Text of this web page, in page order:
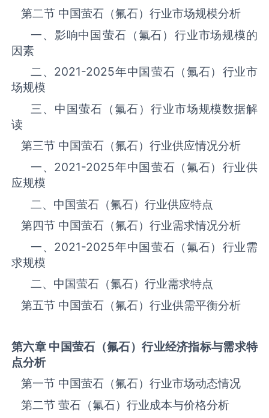
第二节 中国‌‌‌‌‌‌‌萤石（氟石）‌‌‌‌‌‌‌‌‌‌‌‌‌‌‌‌‌‌‌行业市场规模分析
一、影响中国‌‌‌‌‌‌‌萤石（氟石）‌‌‌‌‌‌‌‌‌‌‌‌‌‌‌‌‌‌‌行业市场规模的
因素
二、 2021-2025年中国‌‌‌‌‌‌‌萤石（氟石）‌‌‌‌‌‌‌‌‌‌‌‌‌‌‌‌‌‌‌行业市
场规模
三、中国‌‌‌‌‌‌‌萤石（氟石）‌‌‌‌‌‌‌‌‌‌‌‌‌‌‌‌行业市场规模数据解
读
第三节 中国‌‌‌‌‌‌‌萤石（氟石）‌‌‌‌‌‌‌‌‌‌‌‌‌‌‌‌‌‌‌行业供应情况分析
一、 2021-2025年中国‌‌‌‌‌‌‌萤石（氟石）‌‌‌‌‌‌‌‌‌‌‌‌‌‌‌‌‌‌‌行业供
应规模
二、中国‌‌‌‌‌‌‌萤石（氟石）‌‌‌‌‌‌‌‌‌‌‌‌‌‌‌‌‌‌‌行业供应特点
第四节 中国‌‌‌‌‌‌‌萤石（氟石）‌‌‌‌‌‌‌‌‌‌‌‌‌‌‌‌‌‌‌行业需求情况分析
一、 2021-2025年中国‌‌‌‌‌‌‌萤石（氟石）‌‌‌‌‌‌‌‌‌‌‌‌‌‌‌‌‌‌‌行业需
求规模
二、中国‌‌‌‌‌‌‌萤石（氟石）‌‌‌‌‌‌‌‌‌‌‌‌‌‌‌‌‌‌‌行业需求特点
第五节 中国‌‌‌‌‌‌‌萤石（氟石）‌‌‌‌‌‌‌‌‌‌‌‌‌‌‌‌‌‌‌行业供需平衡分析
第六章 中国萤石（氟石） 行业经济指标与需求特
点分析
第一节 中国‌‌‌‌‌‌‌萤石（氟石）‌‌‌‌‌‌‌‌‌‌‌‌‌‌‌‌‌‌‌行业市场动态情况
第二节 ‌‌‌‌‌‌‌萤石（氟石）‌‌‌‌‌‌‌‌‌‌‌‌‌‌‌‌‌‌‌行业成本与价格分析